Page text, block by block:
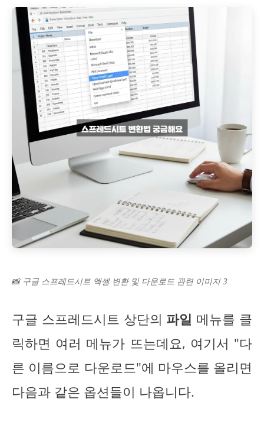
📸 구글 스프레드시트 엑셀 변환 및 다운로드 관련 이미지 3
구글 스프레드시트 상단의 파일 메뉴를 클
릭하면 여러 메뉴가 뜨는데요, 여기서 "다
른 이름으로 다운로드"에 마우스를 올리면
다음과 같은 옵션들이 나옵니다.